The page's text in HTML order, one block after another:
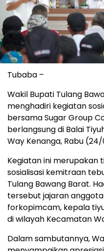
Tubaba –
Wakil Bupati Tulang
menghadiri kegiatan
bersama Sugar Group
berlangsung di Balai
Way Kenanga, Rabu
Kegiatan ini merupakan
sosialisasi kemitraan
Tulang Bawang Barat.
tersebut jajaran anggota
forkopimcam, kepala
di wilayah Kecamatan
Dalam sambutannya,